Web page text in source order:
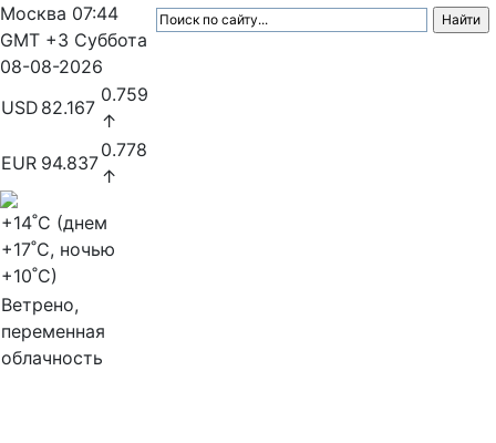
Москва 07:44
GMT +3 Суббота
08-08-2026
USD 82.167
0.759
↑
EUR 94.837
0.778
↑
+14˚C (днем
+17˚C, ночью
+10˚C)
Ветрено,
переменная
облачность